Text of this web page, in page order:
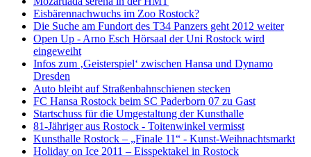
Eisbärennachwuchs im Zoo Rostock?
Die Suche am Fundort des T34 Panzers geht 2012 weiter
Open Up - Arno Esch Hörsaal der Uni Rostock wird
eingeweiht
Infos zum ‚Geisterspiel‘ zwischen Hansa und Dynamo
Dresden
Auto bleibt auf Straßenbahnschienen stecken
FC Hansa Rostock beim SC Paderborn 07 zu Gast
Startschuss für die Umgestaltung der Kunsthalle
81-Jähriger aus Rostock - Toitenwinkel vermisst
Kunsthalle Rostock – „Finale 11“ - Kunst-Weihnachtsmarkt
Holiday on Ice 2011 – Eisspektakel in Rostock